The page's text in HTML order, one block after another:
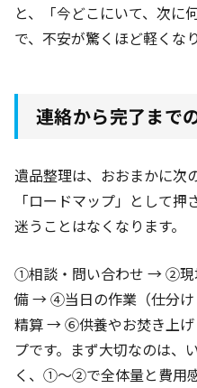
と、「今どこにいて、次に
で、不安が驚くほど軽くなり
連絡から完了まで
遺品整理は、おおまかに次
「ロードマップ」として
迷うことはなくなります。
①相談・問い合わせ → ②
備 → ④当日の作業（仕分
精算 → ⑥供養やお焚き上げ
プです。まず大切なのは、
く、①〜②で全体量と費用